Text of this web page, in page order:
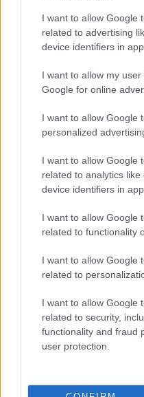
I want to allow Google
related to advertising
device identifiers in
I want to allow my
Google for online
I want to allow Google
personalized
I want to allow Google
related to analytics
device identifiers in
I want to allow Google
related to functionality
I want to allow Google
related to
I want to allow Google
related to security,
functionality and fraud
user protection.
ΤΗΛΕΓΕΡΑΝΟΣ
,Ζωηρά
Υλικά: Για κάθε Ενωμοτία
οποίο δένουμε τη μία άκρη
ΤΟ ΑΠΟΛΩΛΟΣ
Βαθμολογήθηκε με
από 5
Υλικά: 1 Κουδούνα
διασκορπίζονται στο χώρο,
Υλικά: – Περιγραφή: Όλοι
αριστερό χέρι κάθε παιδιού
ΤΟ ΦΙΔΟΠΟΥΚΑΜΙΣΟ
Βαθμολογήθηκε με0από 5